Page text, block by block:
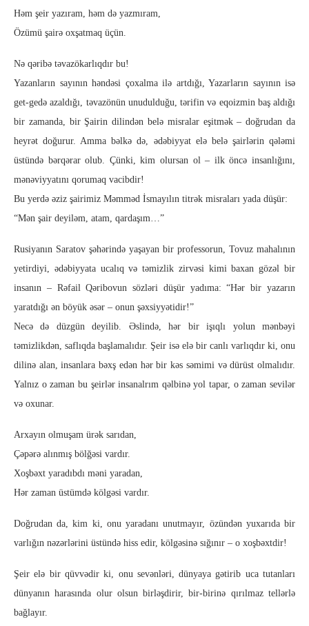
Həm şeir yazıram, həm də yazmıram,
Özümü şairə oxşatmaq üçün.
Nə qəribə təvazökarlıqdır bu!
Yazanların sayının həndəsi çoxalma ilə artdığı, Yazarların sayının isə
get-gedə azaldığı, təvazönün unudulduğu, tərifin və eqoizmin baş aldığı
bir zamanda, bir Şairin dilindən belə misralar eşitmək – doğrudan da
heyrət doğurur. Amma bəlkə də, ədəbiyyat elə belə şairlərin qələmi
üstündə bərqərar olub. Çünki, kim olursan ol – ilk öncə insanlığını,
mənəviyyatını qorumaq vacibdir!
Bu yerdə əziz şairimiz Məmməd İsmayılın titrək misraları yada düşür:
“Mən şair deyiləm, atam, qardaşım…”
Rusiyanın Saratov şəhərində yaşayan bir professorun, Tovuz mahalının
yetirdiyi, ədəbiyyata ucalıq və təmizlik zirvəsi kimi baxan gözəl bir
insanın – Rəfail Qəribovun sözləri düşür yadıma: “Hər bir yazarın
yaratdığı ən böyük əsər – onun şəxsiyyətidir!”
Necə də düzgün deyilib. Əslində, hər bir işıqlı yolun mənbəyi
təmizlikdən, saflıqda başlamalıdır. Şeir isə elə bir canlı varlıqdır ki, onu
dilinə alan, insanlara bəxş edən hər bir kəs səmimi və dürüst olmalıdır.
Yalnız o zaman bu şeirlər insanalrım qəlbinə yol tapar, o zaman sevilər
və oxunar.
Arxayın olmuşam ürək sarıdan,
Çəpərə alınmış bölğəsi vardır.
Xoşbəxt yaradıbdı məni yaradan,
Hər zaman üstümdə kölgəsi vardır.
Doğrudan da, kim ki, onu yaradanı unutmayır, özündən yuxarıda bir
varlığın nəzərlərini üstündə hiss edir, kölgəsinə sığınır – o xoşbəxtdir!
Şeir elə bir qüvvədir ki, onu sevənləri, dünyaya gətirib uca tutanları
dünyanın harasında olur olsun birləşdirir, bir-birinə qırılmaz tellərlə
bağlayır.